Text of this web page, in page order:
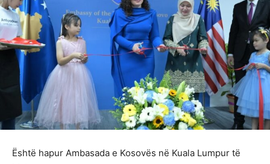
Është hapur Ambasada e Kosovës në Kuala Lumpur të